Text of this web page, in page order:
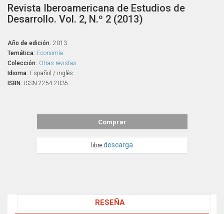
Revista Iberoamericana de Estudios de
Desarrollo. Vol. 2, N.º 2 (2013)
Año de edición: 2013
Temática: Economía
Colección: Otras revistas
Idioma: Español / inglés
ISBN: ISSN 2254-2035
Comprar
libre descarga
RESEÑA